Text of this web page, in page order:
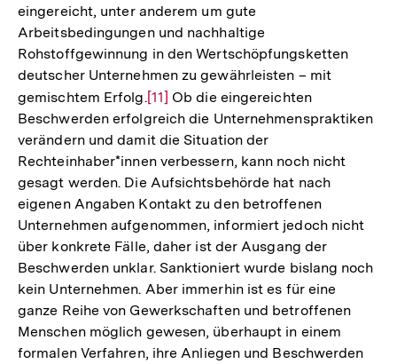
eingereicht, unter anderem um gute
Arbeitsbedingungen und nachhaltige
Rohstoffgewinnung in den Wertschöpfungsketten
deutscher Unternehmen zu gewährleisten – mit
gemischtem Erfolg.Zur
Auflösung
der
Fußnote
[11] Ob die eingereichten
Beschwerden erfolgreich die Unternehmenspraktiken
verändern und damit die Situation der
Rechteinhaber*innen verbessern, kann noch nicht
gesagt werden. Die Aufsichtsbehörde hat nach
eigenen Angaben Kontakt zu den betroffenen
Unternehmen aufgenommen, informiert jedoch nicht
über konkrete Fälle, daher ist der Ausgang der
Beschwerden unklar. Sanktioniert wurde bislang noch
kein Unternehmen. Aber immerhin ist es für eine
ganze Reihe von Gewerkschaften und betroffenen
Menschen möglich gewesen, überhaupt in einem
formalen Verfahren, ihre Anliegen und Beschwerden